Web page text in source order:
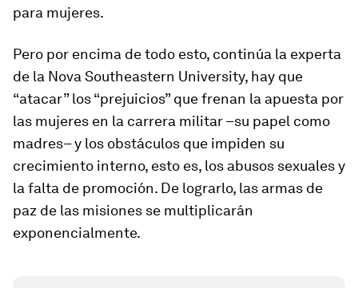
para mujeres.
Pero por encima de todo esto, continúa la experta
de la Nova Southeastern University, hay que
“atacar” los “prejuicios” que frenan la apuesta por
las mujeres en la carrera militar –su papel como
madres– y los obstáculos que impiden su
crecimiento interno, esto es, los abusos sexuales y
la falta de promoción. De lograrlo, las armas de
paz de las misiones se multiplicarán
exponencialmente.